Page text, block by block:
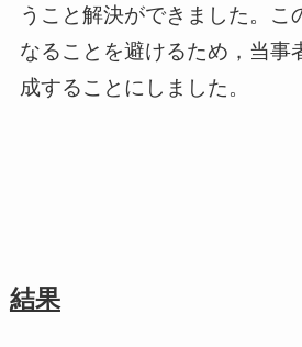
うこと解決ができました。こ
なることを避けるため，当事
成することにしました。
結果